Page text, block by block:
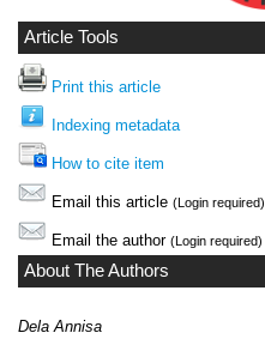
Article Tools
Print this article
Indexing metadata
How to cite item
Email this article (Login required)
Email the author (Login required)
About The Authors
Dela Annisa